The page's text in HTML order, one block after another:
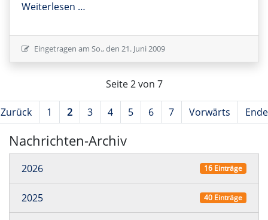
Weiterlesen …
Eingetragen am So., den 21. Juni 2009
Seite 2 von 7
Zurück 1 2 3 4 5 6 7 Vorwärts Ende
Nachrichten-Archiv
2026 16 Einträge
2025 40 Einträge